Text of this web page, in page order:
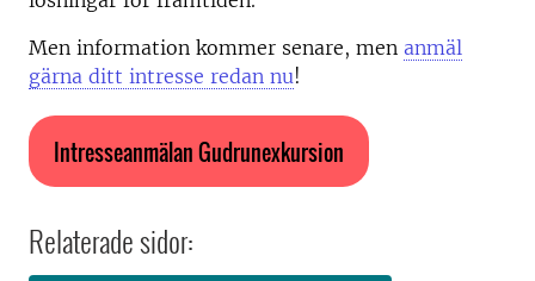
Men information kommer senare, men anmäl
gärna ditt intresse redan nu!
Intresseanmälan Gudrunexkursion
Relaterade sidor: